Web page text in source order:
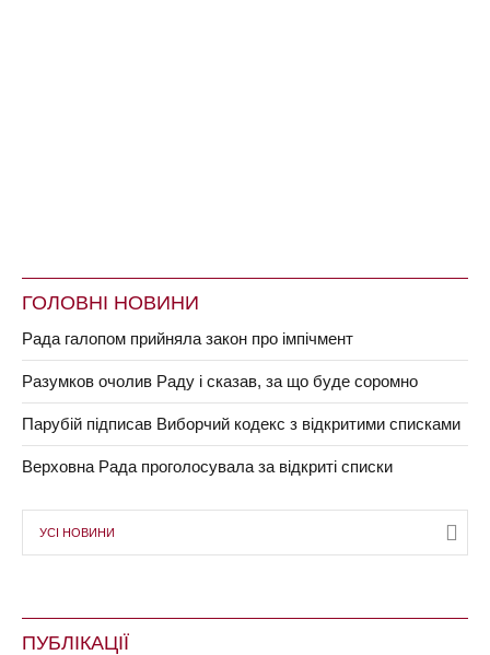
ГОЛОВНІ НОВИНИ
Рада галопом прийняла закон про імпічмент
Разумков очолив Раду і сказав, за що буде соромно
Парубій підписав Виборчий кодекс з відкритими списками
Верховна Рада проголосувала за відкриті списки
УСІ НОВИНИ
ПУБЛІКАЦІЇ